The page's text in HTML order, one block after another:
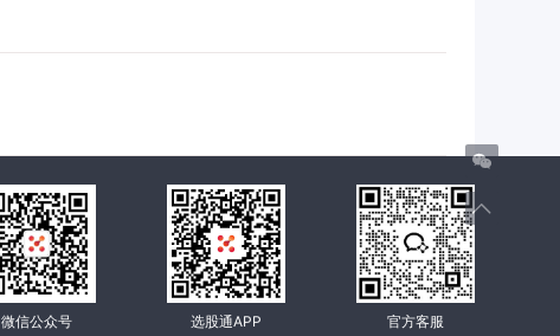
微信公众号 选股通APP 官方客服